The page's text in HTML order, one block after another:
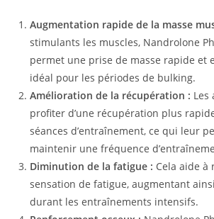
Augmentation rapide de la masse
stimulants les muscles, Nandrolone
permet une prise de masse rapide et
idéal pour les périodes de bulking.
Amélioration de la récupération : Les
profiter d’une récupération plus
séances d’entraînement, ce qui leur
maintenir une fréquence
Diminution de la fatigue : Cela aide à
sensation de fatigue, augmentant
durant les entraînements intensifs.